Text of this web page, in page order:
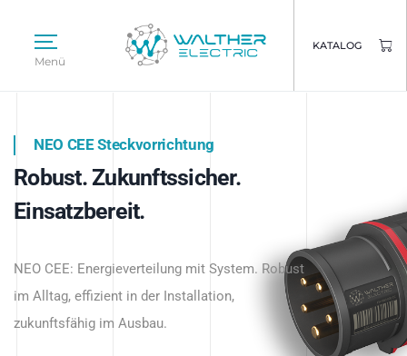
Menü
KATALOG
Intelligente Stromverteilung
beginnt hier.
NEO CEE Steckvorrichtung
Robust. Zukunftssicher.
Einsatzbereit.
NEO CEE: Energieverteilung mit System. Robust
im Alltag, effizient in der Installation,
zukunftsfähig im Ausbau.
Intelligenz trifft Energie.
Anwendungen – robust, IP-geschützt und
zukunftsfähig.